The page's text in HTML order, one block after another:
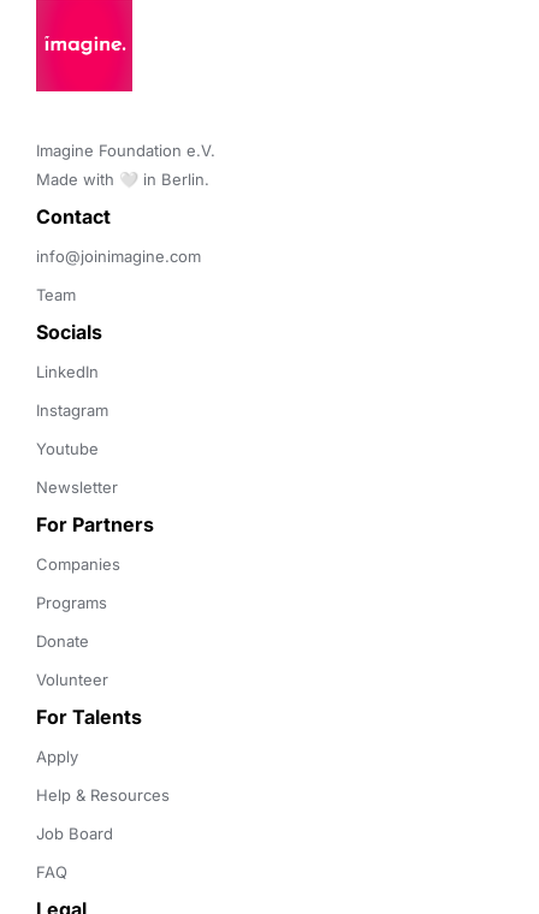
Imagine Foundation e.V.
Made with 🤍 in Berlin.
Contact
info@joinimagine.com
Team
Socials
LinkedIn
Instagram
Youtube
Newsletter
For Partners
Companies
Programs
Donate
Volunteer
For Talents
Apply
Help & Resources
Job Board
FAQ